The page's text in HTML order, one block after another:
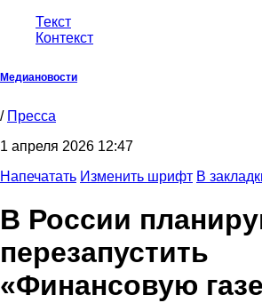
Текст
Контекст
Медиановости
/ Пресса
1 апреля 2026 12:47
Напечатать Изменить шрифт В
В России
перезапустить
«Финансовую